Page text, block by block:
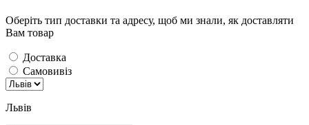
Оберіть тип доставки та адресу, щоб ми знали, як доставляти
Вам товар
Доставка
Самовивіз
Львів